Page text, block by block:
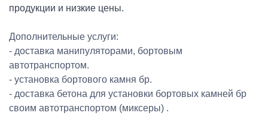
продукции и низкие цены.
Дополнительные услуги:
- доставка манипуляторами, бортовым
автотранспортом.
- установка бортового камня бр.
- доставка бетона для установки бортовых камней бр
своим автотранспортом (миксеры) .